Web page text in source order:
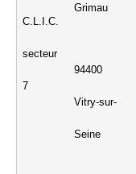
C.L.I.C.
secteur
7
Grimau
94400
Vitry-sur-
Seine